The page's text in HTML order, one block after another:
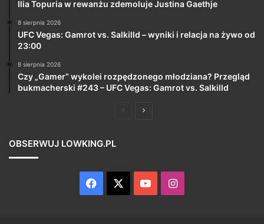
Ilia Topuria w rewanżu zdemoluje Justina Gaethje
8 sierpnia 2026
UFC Vegas: Gamrot vs. Salkilld – wyniki i relacja na żywo od
23:00
8 sierpnia 2026
Czy „Gamer” wykolei rozpędzonego młodziana? Przegląd
bukmacherski #243 – UFC Vegas: Gamrot vs. Salkilld
PoprzedniaNastępna
OBSERWUJ LOWKING.PL
Facebook YouTubeInstagram